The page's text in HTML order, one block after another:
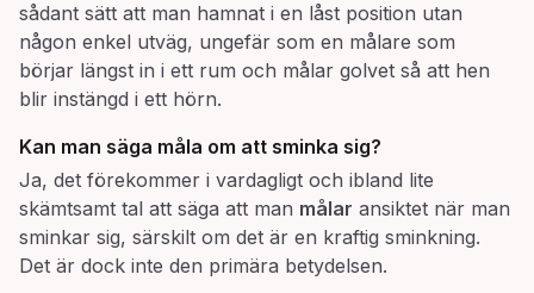
sådant sätt att man hamnat i en låst position utan
någon enkel utväg, ungefär som en målare som
börjar längst in i ett rum och målar golvet så att hen
blir instängd i ett hörn.
Kan man säga måla om att sminka sig?
Ja, det förekommer i vardagligt och ibland lite
skämtsamt tal att säga att man målar ansiktet när man
sminkar sig, särskilt om det är en kraftig sminkning.
Det är dock inte den primära betydelsen.